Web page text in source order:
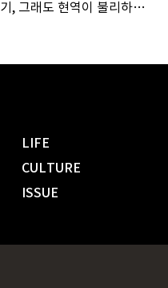
기, 그래도 현역이 불리하지
LIFE
CULTURE
ISSUE